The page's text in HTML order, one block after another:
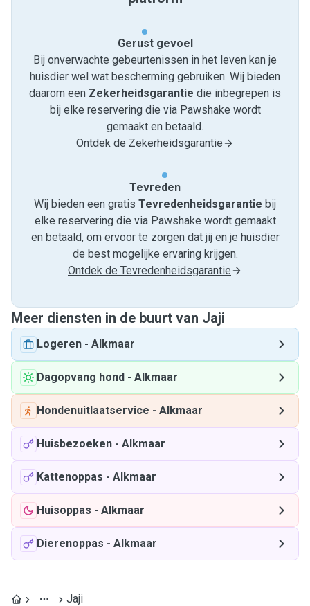
Gerust gevoel
Bij onverwachte gebeurtenissen in het leven kan je
huisdier wel wat bescherming gebruiken. Wij bieden
daarom een Zekerheidsgarantie die inbegrepen is
bij elke reservering die via Pawshake wordt
gemaakt en betaald.
Ontdek de Zekerheidsgarantie
Tevreden
Wij bieden een gratis Tevredenheids­garantie bij
elke reservering die via Pawshake wordt gemaakt
en betaald, om ervoor te zorgen dat jij en je huisdier
de best mogelijke ervaring krijgen.
Ontdek de Tevredenheidsgarantie
Meer diensten in de buurt van Jaji
Logeren - Alkmaar
Dagopvang hond - Alkmaar
Hondenuitlaatservice - Alkmaar
Huisbezoeken - Alkmaar
Kattenoppas - Alkmaar
Huisoppas - Alkmaar
Dierenoppas - Alkmaar
Jaji